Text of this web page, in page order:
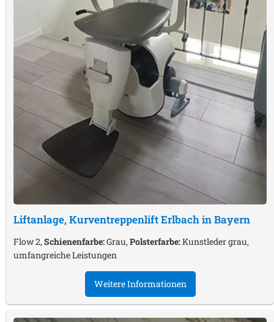
Liftanlage, KurventreppenliftErlbach in Bayern
Flow 2,Schienenfarbe:Grau,Polsterfarbe:Kunstleder grau,
umfangreiche Leistungen
Weitere Informationen